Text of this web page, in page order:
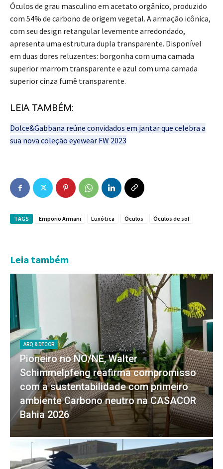
Óculos de grau masculino em acetato orgânico, produzido
com 54% de carbono de origem vegetal. A armação icônica,
com seu design retangular levemente arredondado,
apresenta uma estrutura dupla transparente. Disponível
em duas dores reluzentes: borgonha com uma camada
superior marrom transparente e azul com uma camada
superior cinza fumê transparente.
LEIA TAMBÉM:
Dolce&Gabbana reúne convidados em jantar que celebra a
sua nova coleção eyewear FW 2023
TAGS Emporio Armani Luxótica Óculos Óculos de sol
Leia também
ARQ & DECOR
Pioneiro no NO/NE, Walter
Schimmelpfeng reafirma compromisso
com a sustentabilidade com primeiro
ambiente Carbono neutro na CASACOR
Bahia 2026